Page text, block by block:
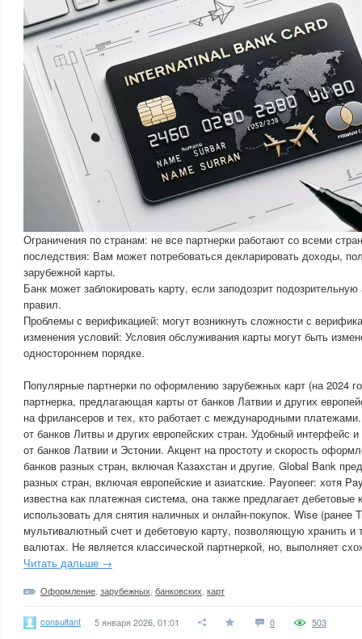
Ограничения по странам: не все партнерки работают со всеми
последствия: Вам может потребоваться декларировать доходы,
зарубежной карты.
Банк может заблокировать карту, если заподозрит
правил.
Проблемы с верификацией: могут возникнуть сложности с
изменения условий: Условия обслуживания карты могут быть
одностороннем порядке.
Популярные партнерки по оформлению зарубежных карт (на 2024
партнерка, предлагающая карты от банков Латвии и других
на фрилансеров и тех, кто работает с международными
от банков Литвы и других европейских стран. Удобный интерфейс
от банков Латвии и Эстонии. Акцент на простоту и скорость
банков разных стран, включая Казахстан и другие. Global Bank
разных стран, включая европейские и азиатские. Payoneer: хотя
известна как платежная система, она также предлагает
использовать для снятия наличных и онлайн-покупок. Wise (ранее
мультивалютный счет и дебетовую карту, позволяющую хранить и
валютах. Не является классической партнеркой, но, выполняет
Читать дальше →
Оформление зарубежных банковских карт
consultant 5 января 2026, 01:01 0 503